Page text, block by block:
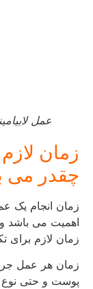
عمل
زمان لازم
چقدر می
زمان انجام یک
اهمیت می باشد و
زمان لازم برای
زمان هر عمل
پوست و حتی نوع